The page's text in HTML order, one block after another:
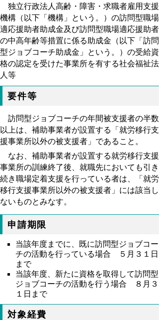
独立行政法人高齢・障害・求職者雇用支援
機構（以下「機構」という。）の訪問型職場
適応援助者助成金及び訪問型職場適応援助者
の中高年齢等措置に係る助成金（以下「訪問
型ジョブコーチ助成金」という。）の受給資
格の認定を受けた事業所を有する社会福祉法
人等
要件等
訪問型ジョブコーチの年間被支援者の半数
以上は、補助事業者が設置する「就労移行支
援事業所以外の被支援者」であること。
なお、補助事業者が設置する就労移行支援
事業所の訓練終了後、就職先においても引き
続き職場定着支援を行っている者は、「就労
移行支援事業所以外の被支援者」には該当し
ないものとみなす。
申請期限
当該年度までに、既に訪問型ジョブコー
チの活動を行っている場合 ５月３１日
まで
当該年度、新たに資格を取得して訪問型
ジョブコーチの活動を行う場合 ８月３
１日まで
対象経費